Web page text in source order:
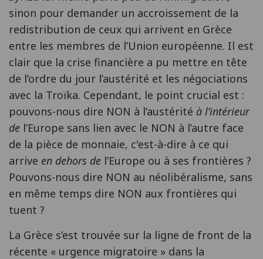
sinon pour demander un accroissement de la
redistribution de ceux qui arrivent en Grèce
entre les membres de l’Union européenne. Il est
clair que la crise financière a pu mettre en tête
de l’ordre du jour l’austérité et les négociations
avec la Troïka. Cependant, le point crucial est :
pouvons-nous dire NON à l’austérité à l’intérieur
de l’Europe sans lien avec le NON à l’autre face
de la pièce de monnaie, c'est-à-dire à ce qui
arrive en dehors de l’Europe ou à ses frontières ?
Pouvons-nous dire NON au néolibéralisme, sans
en même temps dire NON aux frontières qui
tuent ?
La Grèce s’est trouvée sur la ligne de front de la
récente « urgence migratoire » dans la